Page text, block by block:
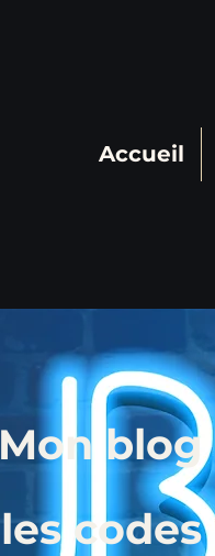
Accueil
Mon
les